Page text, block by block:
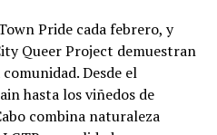
Pride cada febrero, y
Queer Project demuestran
Desde el
hasta los viñedos de
combina naturaleza